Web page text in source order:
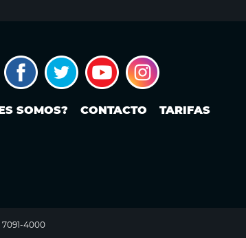
SOMOS? CONTACTO TARIFAS
7091-4000